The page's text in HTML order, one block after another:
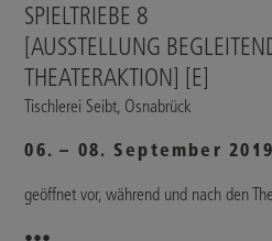
SPIELTRIEBE 8
[AUSSTELLUNG
THEATERAKTION] [E]
Tischlerei Seibt, Osnabrück
06. – 08. September 2019
geöffnet vor, während und nach den